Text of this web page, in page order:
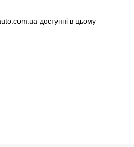
доступні в цьому